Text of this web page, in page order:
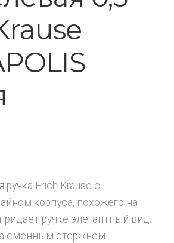
ручка Erich Krause с
корпуса, похожего на
ручке элегантный вид.
сменным стержнем.